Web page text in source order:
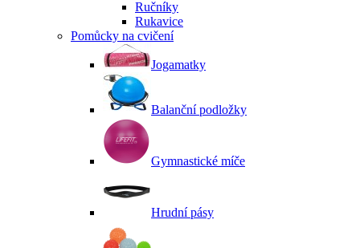
Ručníky
Rukavice
Pomůcky na cvičení
Jogamatky
Balanční podložky
Gymnastické míče
Hrudní pásy